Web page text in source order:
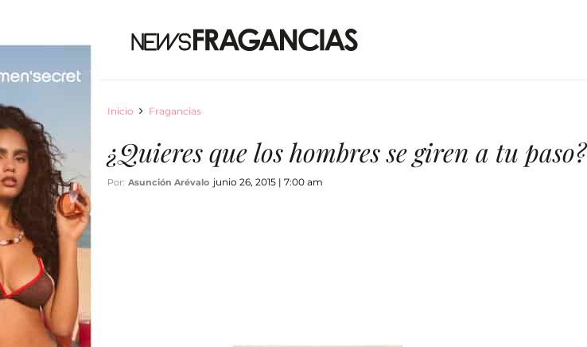
Inicio Fragancias
¿Quieres que los hombres se giren a tu paso?
Por: Asunción Arévalo junio 26, 2015 | 7:00 am